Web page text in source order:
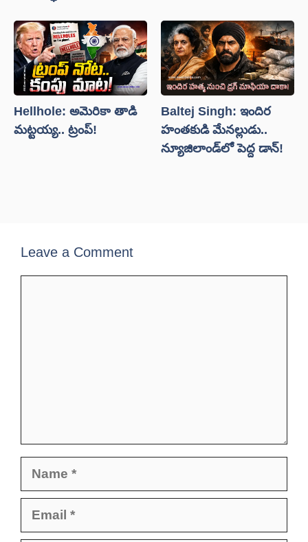
Hellhole: అమెరికా తాడి
మట్టయ్య.. ట్రంప్!
Baltej Singh: ఇందిర
హంతకుడి మేనల్లుడు..
న్యూజిలాండ్‌లో పెద్ద డాన్!
Leave a Comment